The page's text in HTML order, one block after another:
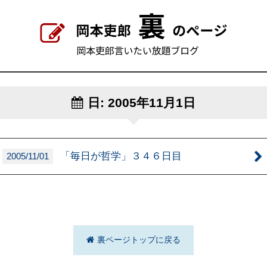
日: 2005年11月1日
2005/11/01 「毎日が哲学」３４６日目
裏ページトップに戻る